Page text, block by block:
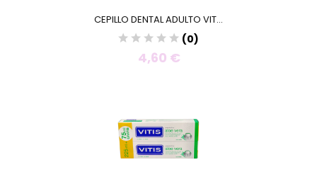
CEPILLO DENTAL ADULTO VIT...
(0)
4,60 €